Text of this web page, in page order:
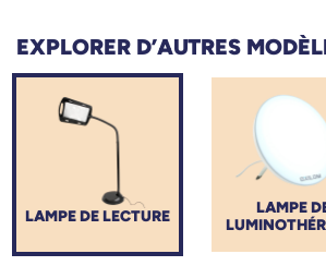
EXPLORER D’AUTRES
LAMPE
LAMPE DE LECTURE